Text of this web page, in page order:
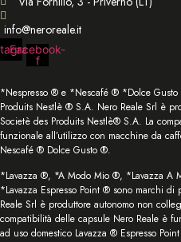
info@neroreale.it
Facebook-
f
*Nespresso ® e *Nescafé ® *Dolce
Produits Nestlè ® S.A. Nero Reale Srl è
Societè des Produits Nestlè® S.A. La
funzionale all’utilizzo con macchine da
Nescafé ® Dolce Gusto ®.
*Lavazza ®, *A Modo Mio ®, *Lavazza A
*Lavazza Espresso Point ® sono marchi
Reale Srl è produttore autonomo non
compatibilità delle capsule Nero Reale è
ad uso domestico Lavazza ® Espresso